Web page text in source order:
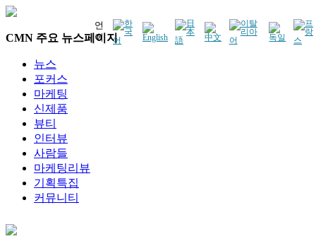
언
어
CMN 주요 뉴스페이지
뉴스
포커스
마케팅
신제품
뷰티
인터뷰
사람들
마케팅리뷰
기획특집
커뮤니티